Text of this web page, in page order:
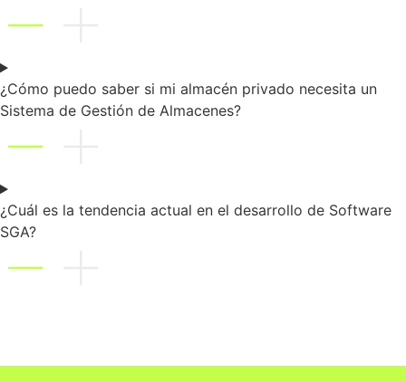
¿Cómo puedo saber si mi almacén privado necesita un
Sistema de Gestión de Almacenes?
¿Cuál es la tendencia actual en el desarrollo de Software
SGA?